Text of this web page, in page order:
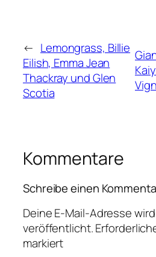
← Lemongrass, Billie
Eilish, Emma Jean
Thackray und Glen
Scotia
Kommentare
Schreibe einen
Deine E-Mail-Adresse
veröffentlicht.
markiert